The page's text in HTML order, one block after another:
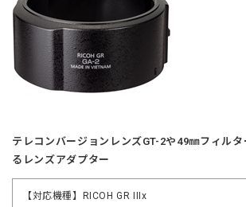
テレコンバージョンレンズGT-2や49㎜フィル
るレンズアダプター
【対応機種】RICOH GR IIIx